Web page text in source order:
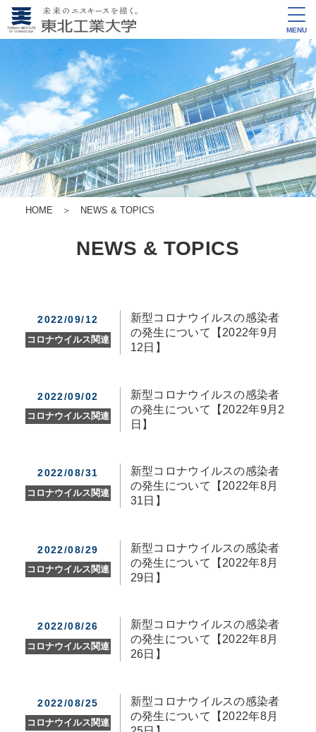
MENU
HOME ＞ NEWS & TOPICS
NEWS & TOPICS
2022/09/12
コロナウイルス関連
新型コロナウイルスの感染者
の発生について【2022年9月
12日】
2022/09/02
コロナウイルス関連
新型コロナウイルスの感染者
の発生について【2022年9月2
日】
2022/08/31
コロナウイルス関連
新型コロナウイルスの感染者
の発生について【2022年8月
31日】
2022/08/29
コロナウイルス関連
新型コロナウイルスの感染者
の発生について【2022年8月
29日】
2022/08/26
コロナウイルス関連
新型コロナウイルスの感染者
の発生について【2022年8月
26日】
2022/08/25
コロナウイルス関連
新型コロナウイルスの感染者
の発生について【2022年8月